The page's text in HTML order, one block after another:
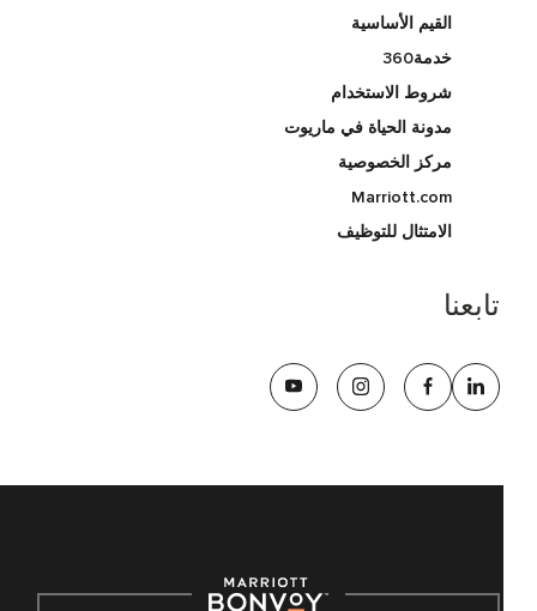
القيم الأساسية
خدمة360
شروط الاستخدام
مدونة الحياة في ماريوت
مركز الخصوصية
Marriott.com
الامتثال للتوظيف
تابعنا